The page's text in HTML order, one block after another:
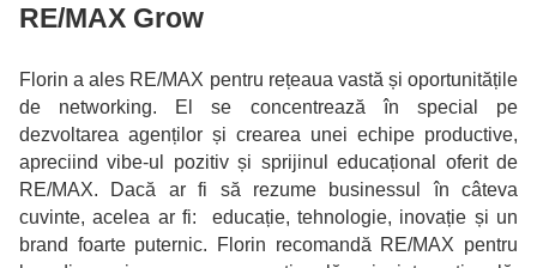
RE/MAX Grow
Florin a ales RE/MAX pentru rețeaua vastă și oportunitățile
de networking. El se concentrează în special pe
dezvoltarea agenților și crearea unei echipe productive,
apreciind vibe-ul pozitiv și sprijinul educațional oferit de
RE/MAX. Dacă ar fi să rezume businessul în câteva
cuvinte, acelea ar fi: educație, tehnologie, inovație și un
brand foarte puternic. Florin recomandă RE/MAX pentru